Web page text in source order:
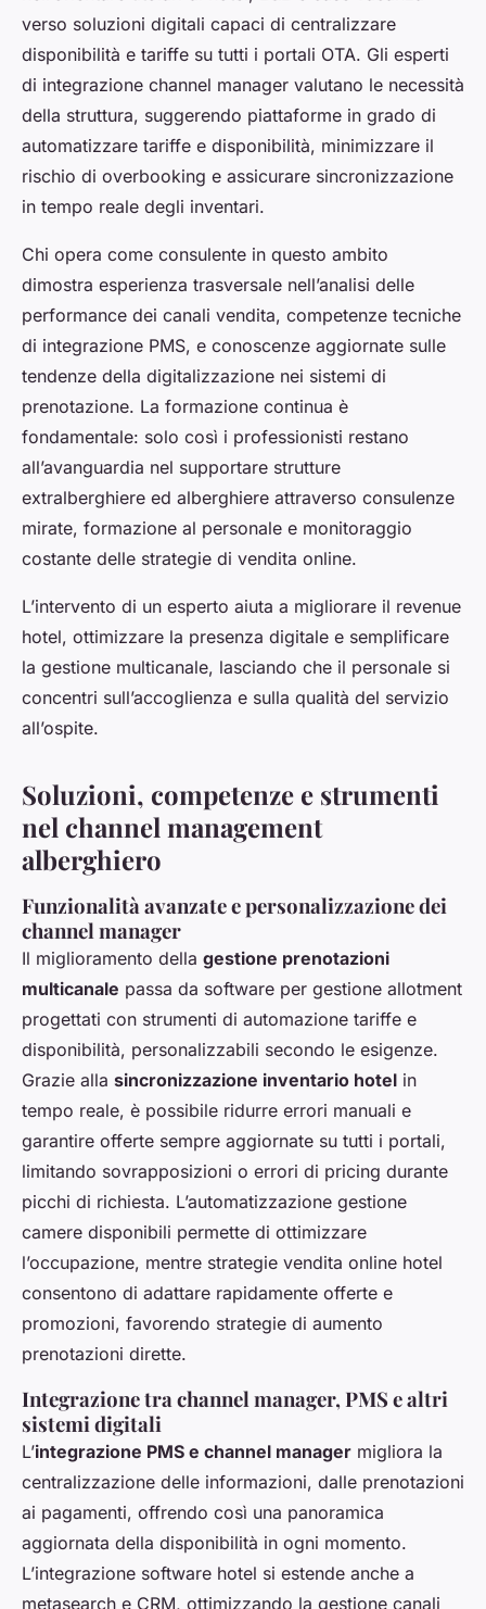
verso soluzioni digitali capaci di centralizzare
disponibilità e tariffe su tutti i portali OTA. Gli esperti
di integrazione channel manager valutano le necessità
della struttura, suggerendo piattaforme in grado di
automatizzare tariffe e disponibilità, minimizzare il
rischio di overbooking e assicurare sincronizzazione
in tempo reale degli inventari.
Chi opera come consulente in questo ambito
dimostra esperienza trasversale nell’analisi delle
performance dei canali vendita, competenze tecniche
di integrazione PMS, e conoscenze aggiornate sulle
tendenze della digitalizzazione nei sistemi di
prenotazione. La formazione continua è
fondamentale: solo così i professionisti restano
all’avanguardia nel supportare strutture
extralberghiere ed alberghiere attraverso consulenze
mirate, formazione al personale e monitoraggio
costante delle strategie di vendita online.
L’intervento di un esperto aiuta a migliorare il revenue
hotel, ottimizzare la presenza digitale e semplificare
la gestione multicanale, lasciando che il personale si
concentri sull’accoglienza e sulla qualità del servizio
all’ospite.
Soluzioni, competenze e strumenti
nel channel management
alberghiero
Funzionalità avanzate e personalizzazione dei
channel manager
Il miglioramento della gestione prenotazioni
multicanale passa da software per gestione allotment
progettati con strumenti di automazione tariffe e
disponibilità, personalizzabili secondo le esigenze.
Grazie alla sincronizzazione inventario hotel in
tempo reale, è possibile ridurre errori manuali e
garantire offerte sempre aggiornate su tutti i portali,
limitando sovrapposizioni o errori di pricing durante
picchi di richiesta. L’automatizzazione gestione
camere disponibili permette di ottimizzare
l’occupazione, mentre strategie vendita online hotel
consentono di adattare rapidamente offerte e
promozioni, favorendo strategie di aumento
prenotazioni dirette.
Integrazione tra channel manager, PMS e altri
sistemi digitali
L’integrazione PMS e channel manager migliora la
centralizzazione delle informazioni, dalle prenotazioni
ai pagamenti, offrendo così una panoramica
aggiornata della disponibilità in ogni momento.
L’integrazione software hotel si estende anche a
metasearch e CRM, ottimizzando la gestione canali